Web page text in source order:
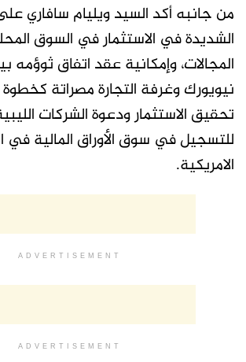
من جانبه أكد السيد ويليام سافاري
الشديدة في الاستثمار في السوق
المجالات، وإمكانية عقد اتفاق ثوؤمه
نيويورك وغرفة التجارة مصراتة
تحقيق الاستثمار ودعوة الشركات
للتسجيل في سوق الأوراق المالية في
الامريكية.
ADVERTISEMENT
ADVERTISEMENT